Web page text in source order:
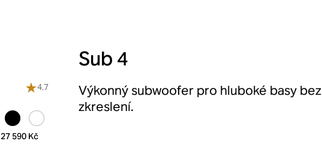
4.7
27 590 Kč
Sub 4
Výkonný subwoofer pro hluboké basy bez
zkreslení.